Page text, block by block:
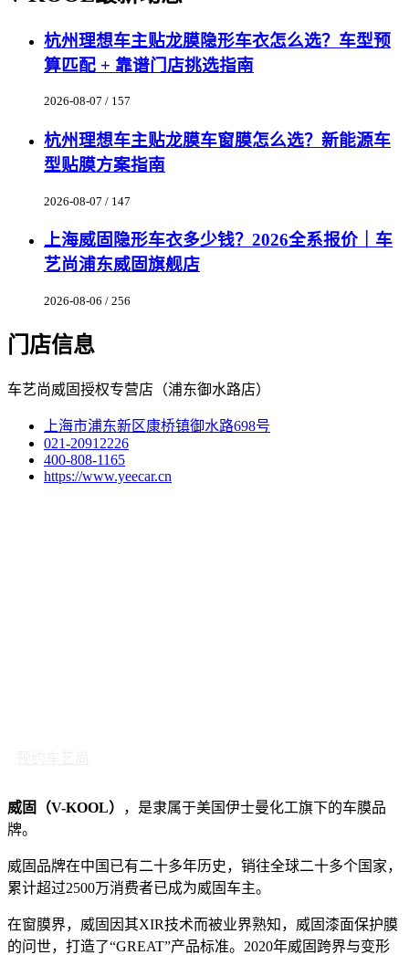
杭州理想车主贴龙膜隐形车衣怎么选？车型预
算匹配 + 靠谱门店挑选指南
2026-08-07 / 157
杭州理想车主贴龙膜车窗膜怎么选？新能源车
型贴膜方案指南
2026-08-07 / 147
上海威固隐形车衣多少钱？2026全系报价｜车
艺尚浦东威固旗舰店
2026-08-06 / 256
门店信息
车艺尚威固授权专营店（浦东御水路店）
上海市浦东新区康桥镇御水路698号
021-20912226
400-808-1165
https://www.yeecar.cn
威固（V-KOOL）
，是隶属于美国伊士曼化工旗下的车膜品
牌。
威固品牌在中国已有二十多年历史，销往全球二十多个国家，
累计超过2500万消费者已成为威固车主。
在窗膜界，威固因其XIR技术而被业界熟知，威固漆面保护膜
的问世，打造了“GREAT”产品标准。2020年威固跨界与变形